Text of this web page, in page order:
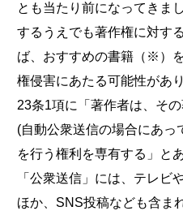
とも当たり前になってきま
するうえでも著作権に対す
ば、おすすめの書籍（※）
権侵害にあたる可能性があ
23条1項に「著作者は、そ
(自動公衆送信の場合にあっ
を行う権利を専有する」と
「公衆送信」には、テレビ
ほか、SNS投稿なども含ま